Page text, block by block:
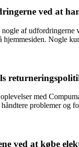
ved at
af
Nogle
med
problemer og
ved at købe